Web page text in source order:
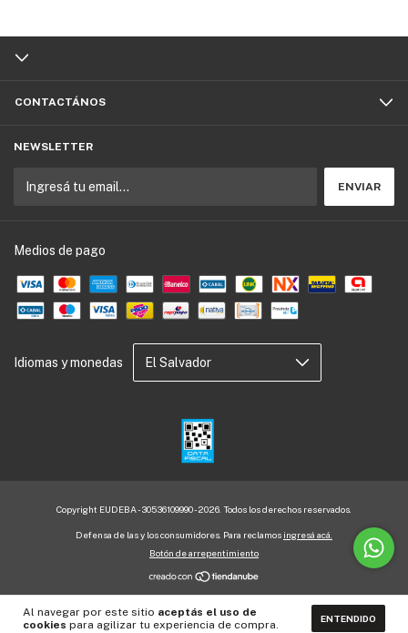
Al navegar por este sitio aceptás el uso de
cookies para agilizar tu experiencia de compra. ENTENDIDO
CONTACTÁNOS
NEWSLETTER
Medios de pago
Idiomas y monedas
Copyright EUDEBA - 30536109990 - 2026. Todos los derechos reservados.
Defensa de las y los consumidores. Para reclamos ingresá acá.
Botón de arrepentimiento